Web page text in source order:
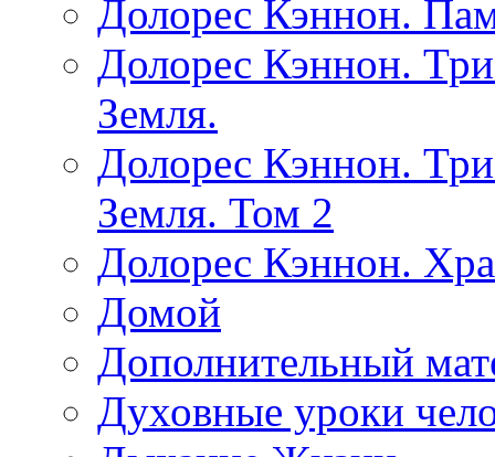
Долорес Кэннон.
Долорес Кэннон.
Земля.
Долорес Кэннон.
Земля. Том 2
Долорес Кэннон.
Домой
Дополнительный
Духовные уроки